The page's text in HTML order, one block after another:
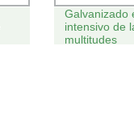
Galvanizado
intensivo de
multitudes